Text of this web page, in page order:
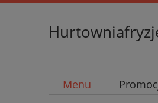
Menu